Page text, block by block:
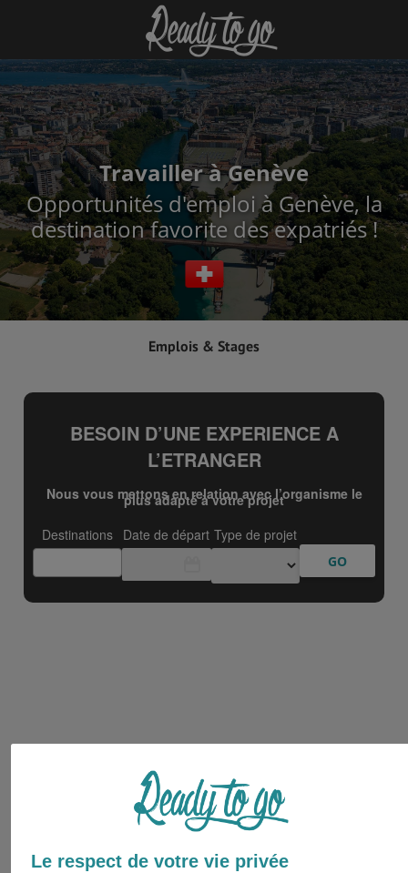
Travailler à Genève
Opportunités d'emploi à Genève, la
destination favorite des expatriés !
Emplois & Stages
Le respect de votre vie privée